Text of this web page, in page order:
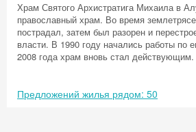
Храм Святого Архистратига Михаила в
православный храм. Во время
пострадал, затем был разорен и
власти. В 1990 году начались работы по
2008 года храм вновь стал действующим.
Предложений жилья рядом: 50